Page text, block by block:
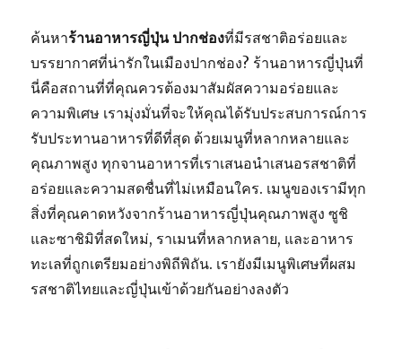
ค้นหาร้านอาหารญี่ปุ่น ปากช่องที่มีรสชาติอร่อยและ
บรรยากาศที่น่ารักในเมืองปากช่อง? ร้านอาหารญี่ปุ่นที่
นี่คือสถานที่ที่คุณควรต้องมาสัมผัสความอร่อยและ
ความพิเศษ เรามุ่งมั่นที่จะให้คุณได้รับประสบการณ์การ
รับประทานอาหารที่ดีที่สุด ด้วยเมนูที่หลากหลายและ
คุณภาพสูง ทุกจานอาหารที่เราเสนอนำเสนอรสชาติที่
อร่อยและความสดชื่นที่ไม่เหมือนใคร. เมนูของเรามีทุก
สิ่งที่คุณคาดหวังจากร้านอาหารญี่ปุ่นคุณภาพสูง ซูชิ
และซาชิมิที่สดใหม่, ราเมนที่หลากหลาย, และอาหาร
ทะเลที่ถูกเตรียมอย่างพิถีพิถัน. เรายังมีเมนูพิเศษที่ผสม
รสชาติไทยและญี่ปุ่นเข้าด้วยกันอย่างลงตัว